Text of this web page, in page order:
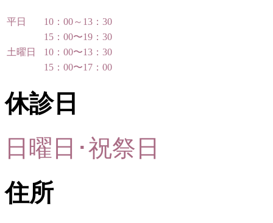
平日
10：00～13：30
15：00〜19：30
土曜日
10：00〜13：30
15：00〜17：00
休診日
日曜日･祝祭日
住所